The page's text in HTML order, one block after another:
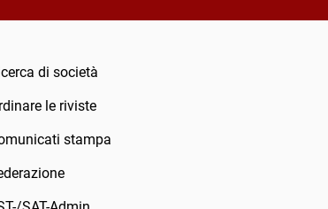
di società
le riviste
stampa